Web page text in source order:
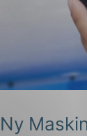
Ny